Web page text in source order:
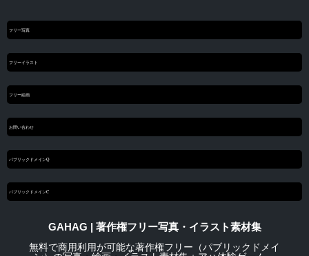
フリー写真
フリーイラスト
フリー絵画
お問い合わせ
パブリックドメインQ
パブリックドメインC
GAHAG | 著作権フリー写真・イラスト素材集
無料で商用利用が可能な著作権フリー（パブリックドメイ